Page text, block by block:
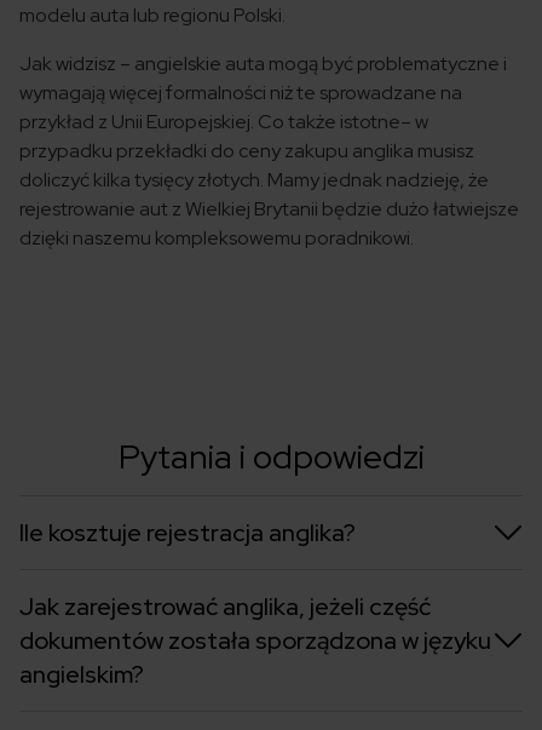
modelu auta lub regionu Polski.
Jak widzisz – angielskie auta mogą być problematyczne i
wymagają więcej formalności niż te sprowadzane na
przykład z Unii Europejskiej. Co także istotne– w
przypadku przekładki do ceny zakupu anglika musisz
doliczyć kilka tysięcy złotych. Mamy jednak nadzieję, że
rejestrowanie aut z Wielkiej Brytanii będzie dużo łatwiejsze
dzięki naszemu kompleksowemu poradnikowi.
Pytania i odpowiedzi
Ile kosztuje rejestracja anglika?
Jak zarejestrować anglika, jeżeli część
dokumentów została sporządzona w języku
angielskim?